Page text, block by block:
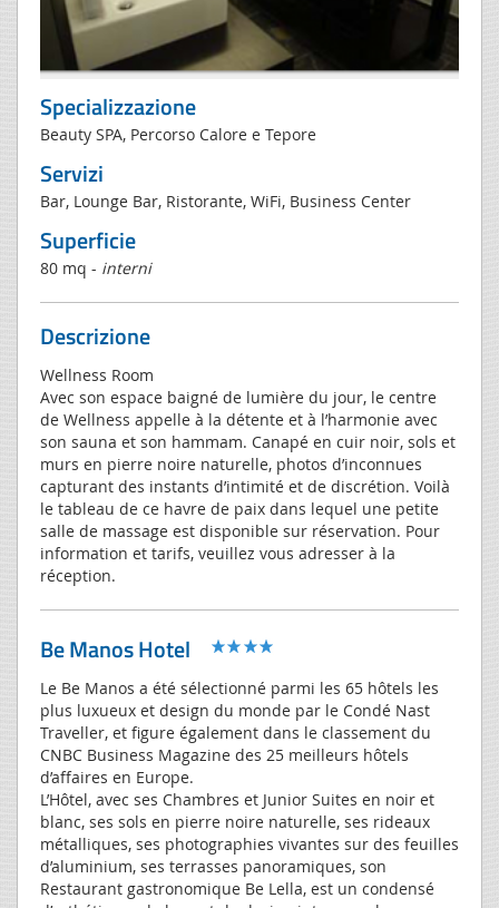
Specializzazione
Beauty SPA, Percorso Calore e Tepore
Servizi
Bar, Lounge Bar, Ristorante, WiFi, Business Center
Superficie
80 mq - interni
Descrizione
Wellness Room
Avec son espace baigné de lumière du jour, le centre
de Wellness appelle à la détente et à l’harmonie avec
son sauna et son hammam. Canapé en cuir noir, sols et
murs en pierre noire naturelle, photos d’inconnues
capturant des instants d’intimité et de discrétion. Voilà
le tableau de ce havre de paix dans lequel une petite
salle de massage est disponible sur réservation. Pour
information et tarifs, veuillez vous adresser à la
réception.
Be Manos Hotel
Le Be Manos a été sélectionné parmi les 65 hôtels les
plus luxueux et design du monde par le Condé Nast
Traveller, et figure également dans le classement du
CNBC Business Magazine des 25 meilleurs hôtels
d’affaires en Europe.
L’Hôtel, avec ses Chambres et Junior Suites en noir et
blanc, ses sols en pierre noire naturelle, ses rideaux
métalliques, ses photographies vivantes sur des feuilles
d’aluminium, ses terrasses panoramiques, son
Restaurant gastronomique Be Lella, est un condensé